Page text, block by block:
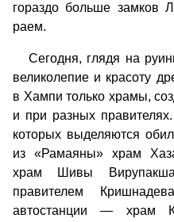
гораздо больше замков
раем.
Сегодня, глядя на
великолепие и красоту
в Хампи только храмы,
и при разных
которых выделяются
из «Рамаяны» храм
храм Шивы
правителем
автостанции — храм